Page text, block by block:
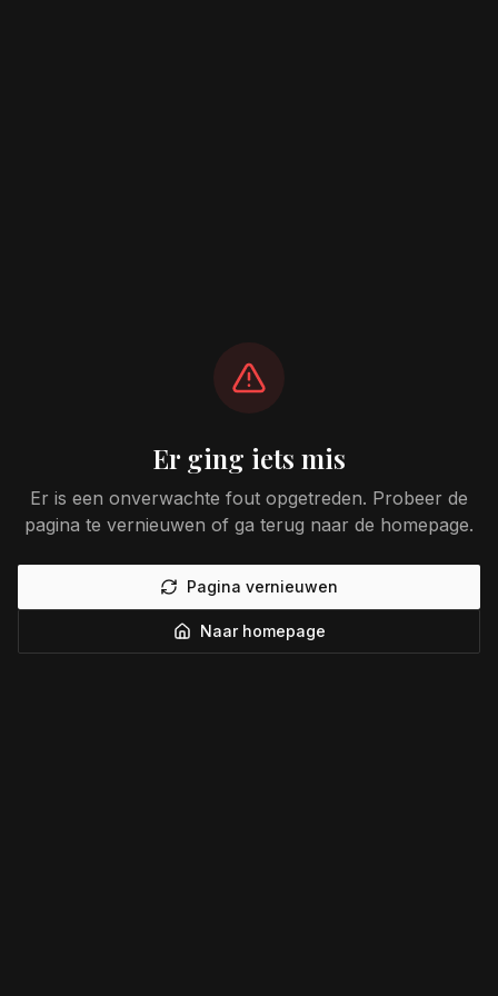
Er ging iets mis
Er is een onverwachte fout opgetreden. Probeer de
pagina te vernieuwen of ga terug naar de homepage.
Pagina vernieuwen
Naar homepage